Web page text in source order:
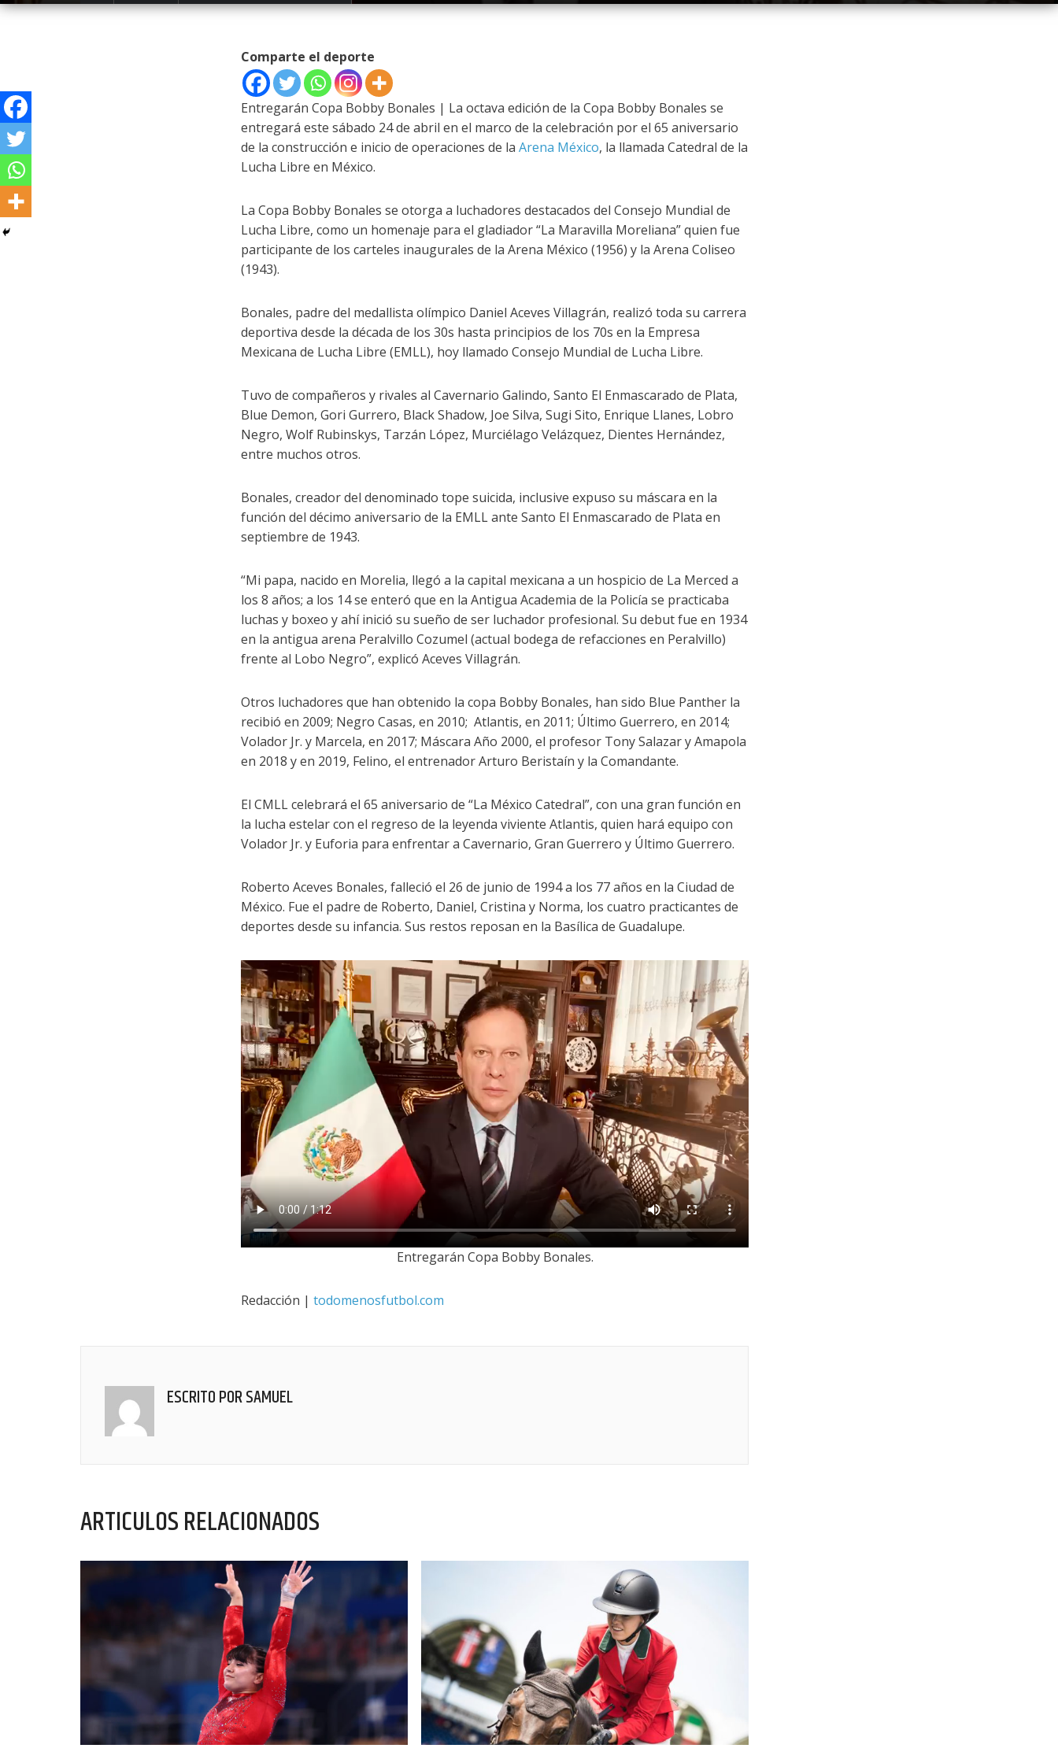
Comparte el deporte
Entregarán Copa Bobby Bonales | La octava edición de la Copa Bobby Bonales se
entregará este sábado 24 de abril en el marco de la celebración por el 65 aniversario
de la construcción e inicio de operaciones de la Arena México, la llamada Catedral de la
Lucha Libre en México.
La Copa Bobby Bonales se otorga a luchadores destacados del Consejo Mundial de
Lucha Libre, como un homenaje para el gladiador “La Maravilla Moreliana” quien fue
participante de los carteles inaugurales de la Arena México (1956) y la Arena Coliseo
(1943).
Bonales, padre del medallista olímpico Daniel Aceves Villagrán, realizó toda su carrera
deportiva desde la década de los 30s hasta principios de los 70s en la Empresa
Mexicana de Lucha Libre (EMLL), hoy llamado Consejo Mundial de Lucha Libre.
Tuvo de compañeros y rivales al Cavernario Galindo, Santo El Enmascarado de Plata,
Blue Demon, Gori Gurrero, Black Shadow, Joe Silva, Sugi Sito, Enrique Llanes, Lobro
Negro, Wolf Rubinskys, Tarzán López, Murciélago Velázquez, Dientes Hernández,
entre muchos otros.
Bonales, creador del denominado tope suicida, inclusive expuso su máscara en la
función del décimo aniversario de la EMLL ante Santo El Enmascarado de Plata en
septiembre de 1943.
“Mi papa, nacido en Morelia, llegó a la capital mexicana a un hospicio de La Merced a
los 8 años; a los 14 se enteró que en la Antigua Academia de la Policía se practicaba
luchas y boxeo y ahí inició su sueño de ser luchador profesional. Su debut fue en 1934
en la antigua arena Peralvillo Cozumel (actual bodega de refacciones en Peralvillo)
frente al Lobo Negro”, explicó Aceves Villagrán.
Otros luchadores que han obtenido la copa Bobby Bonales, han sido Blue Panther la
recibió en 2009; Negro Casas, en 2010; Atlantis, en 2011; Último Guerrero, en 2014;
Volador Jr. y Marcela, en 2017; Máscara Año 2000, el profesor Tony Salazar y Amapola
en 2018 y en 2019, Felino, el entrenador Arturo Beristaín y la Comandante.
El CMLL celebrará el 65 aniversario de “La México Catedral”, con una gran función en
la lucha estelar con el regreso de la leyenda viviente Atlantis, quien hará equipo con
Volador Jr. y Euforia para enfrentar a Cavernario, Gran Guerrero y Último Guerrero.
Roberto Aceves Bonales, falleció el 26 de junio de 1994 a los 77 años en la Ciudad de
México. Fue el padre de Roberto, Daniel, Cristina y Norma, los cuatro practicantes de
deportes desde su infancia. Sus restos reposan en la Basílica de Guadalupe.
Entregarán Copa Bobby Bonales.
Redacción | todomenosfutbol.com
ESCRITO PORSAMUEL
ARTICULOS RELACIONADOS